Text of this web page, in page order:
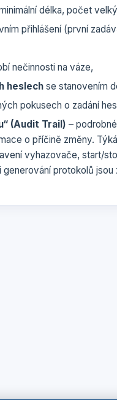
délka, počet
přihlášení (první
nečinnosti na váze,
heslech se stanovením
pokusech o zadání
(Audit Trail) –
o příčině změny.
vyhazovače, start/
protokolů jsou